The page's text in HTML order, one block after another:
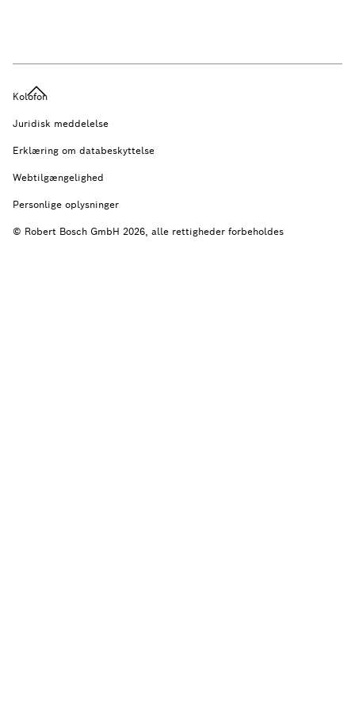
Kolofon
Juridisk meddelelse
Erklæring om databeskyttelse
Webtilgængelighed
Personlige oplysninger
© Robert Bosch GmbH 2026, alle rettigheder forbeholdes